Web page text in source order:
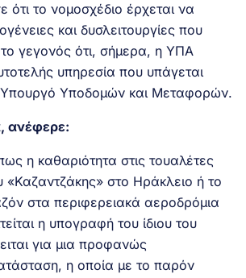
ότι το νομοσχέδιο έρχεται να
και δυσλειτουργίες που
γεγονός ότι, σήμερα, η ΥΠΑ
υπηρεσία που υπάγεται
Υπουργό Υποδομών και Μεταφορών.
ανέφερε:
η καθαριότητα στις τουαλέτες
«Καζαντζάκης» στο Ηράκλειο ή το
στα περιφερειακά αεροδρόμια
η υπογραφή του ίδιου του
για μια προφανώς
η οποία με το παρόν